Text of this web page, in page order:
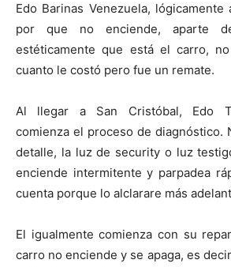
Edo Barinas Venezuela,
por que no enciende, aparte
estéticamente que está el carro,
cuanto le costó pero fue un remate.
Al llegar a San Cristóbal, Edo
comienza el proceso de diagnóstico.
detalle, la luz de security o luz
enciende intermitente y parpadea
cuenta porque lo alclarare más
El igualmente comienza con su
carro no enciende y se apaga, es